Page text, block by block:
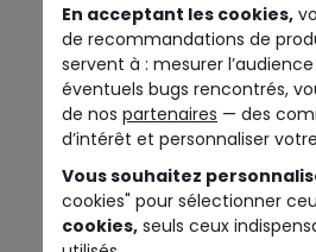
En acceptant les cookies,
de recommandations de
servent à : mesurer
éventuels bugs rencontrés,
de nos partenaires — des
d’intérêt et personnaliser
Vous souhaitez
cookies" pour sélectionner
cookies, seuls ceux